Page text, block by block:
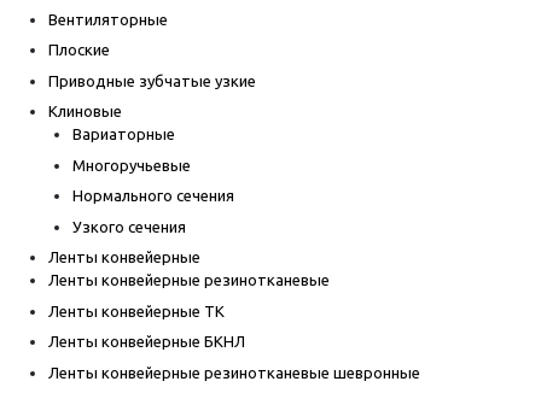
Вентиляторные
Плоские
Приводные зубчатые узкие
Клиновые
Вариаторные
Многоручьевые
Нормального сечения
Узкого сечения
Ленты конвейерные
Ленты конвейерные резинотканевые
Ленты конвейерные ТК
Ленты конвейерные БКНЛ
Ленты конвейерные резинотканевые шевронные